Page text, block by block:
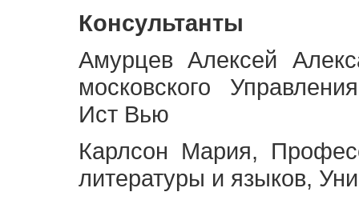
Консультанты
Амурцев Алексей
московского
Ист Вью
Карлсон Мария,
литературы и языков,